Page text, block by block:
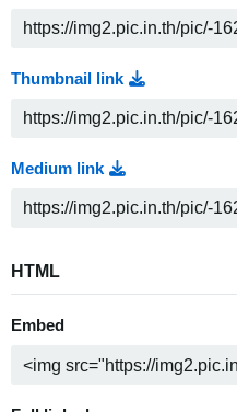
Thumbnail link
Medium link
HTML
Embed